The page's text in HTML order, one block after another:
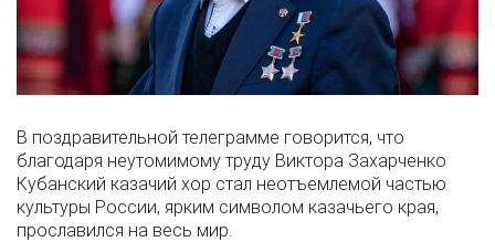
В поздравительной телеграмме говорится, что
благодаря неутомимому труду Виктора Захарченко
Кубанский казачий хор стал неотъемлемой частью
культуры России, ярким символом казачьего края,
прославился на весь мир.